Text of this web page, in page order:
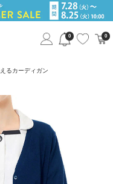
0 0
るカーディガン